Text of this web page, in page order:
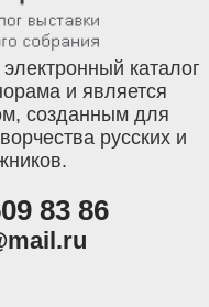
каталог
и является
созданным для
русских и
83 86